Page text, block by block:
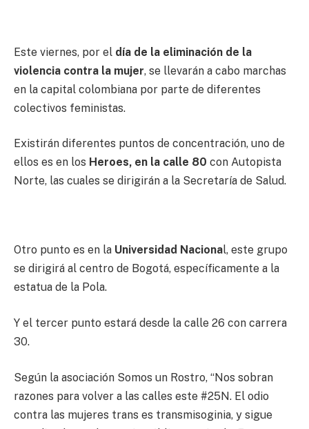
Este viernes, por el día de la eliminación de la
violencia contra la mujer, se llevarán a cabo marchas
en la capital colombiana por parte de diferentes
colectivos feministas.
Existirán diferentes puntos de concentración, uno de
ellos es en los Heroes, en la calle 80 con Autopista
Norte, las cuales se dirigirán a la Secretaría de Salud.
Otro punto es en la Universidad Nacional, este grupo
se dirigirá al centro de Bogotá, específicamente a la
estatua de la Pola.
Y el tercer punto estará desde la calle 26 con carrera
30.
Según la asociación Somos un Rostro, “Nos sobran
razones para volver a las calles este #25N. El odio
contra las mujeres trans es transmisoginia, y sigue